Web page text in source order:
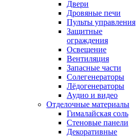
Двери
Дровяные печи
Пульты управления
Защитные
ограждения
Освещение
Вентиляция
Запасные части
Солегенераторы
Лёдогенераторы
Аудио и видео
Отделочные материалы
Гималайская соль
Стеновые панели
Декоративные